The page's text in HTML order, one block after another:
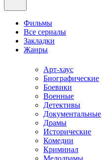
Фильмы
Все сериалы
Закладки
Жанры
Арт-хаус
Биографические
Боевики
Военные
Детективы
Документальные
Драмы
Исторические
Комедии
Криминал
Мелодрамы